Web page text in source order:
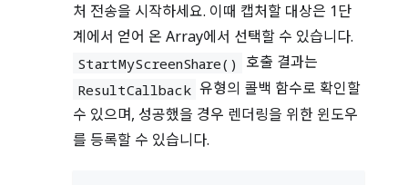
처 전송을 시작하세요. 이때 캡처할 대상은 1단
계에서 얻어 온 Array에서 선택할 수 있습니다.
StartMyScreenShare() 호출 결과는
ResultCallback 유형의 콜백 함수로 확인할
수 있으며, 성공했을 경우 렌더링을 위한 윈도우
를 등록할 수 있습니다.